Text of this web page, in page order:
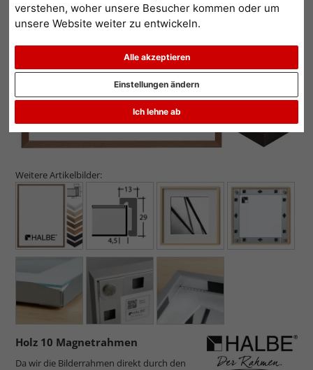
verstehen, woher unsere Besucher kommen oder um
unsere Website weiter zu entwickeln.
Alle akzeptieren
Ich lehne ab
Einstellungen ändern
Zurück
Weitere Artikelbilder:
Holz 10 Magnetrahmen
Da wir die Bilderrahmen direkt durch den